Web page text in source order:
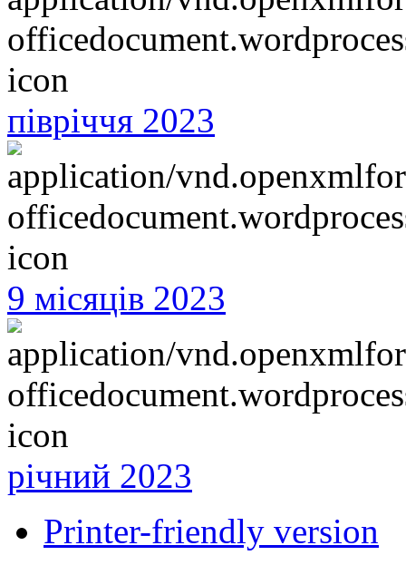
півріччя 2023
9 місяців 2023
річний 2023
Printer-friendly version